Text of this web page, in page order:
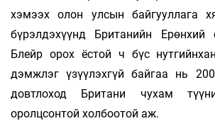
хэмээх олон улсын байгууллага
бүрэлдэхүүнд Британийн
Блейр орох ёстой ч бүс
дэмжлэг үзүүлэхгүй байгаа нь
довтлоход Британи чухам
оролцсонтой холбоотой аж.